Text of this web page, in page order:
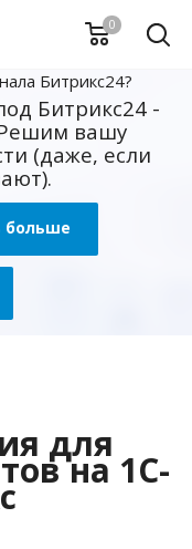
0
Битрикс24?
Битрикс24 -
вашу
(даже, если
больше
для
на 1С-